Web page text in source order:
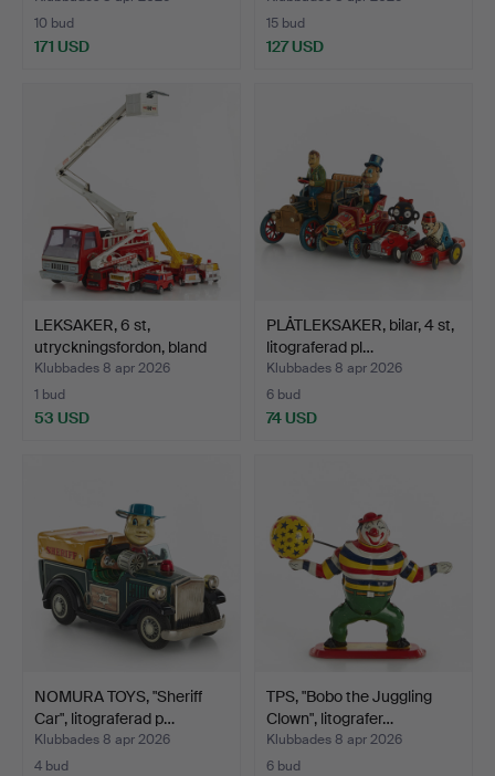
10 bud
171 USD
15 bud
127 USD
LEKSAKER, 6 st,
utryckningsfordon, bland
a…
Klubbades 8 apr 2026
1 bud
53 USD
PLÅTLEKSAKER, bilar, 4 st,
litograferad pl…
Klubbades 8 apr 2026
6 bud
74 USD
NOMURA TOYS, "Sheriff
Car", litograferad p…
Klubbades 8 apr 2026
4 bud
TPS, "Bobo the Juggling
Clown", litografer…
Klubbades 8 apr 2026
6 bud